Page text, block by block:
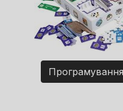
Програмування